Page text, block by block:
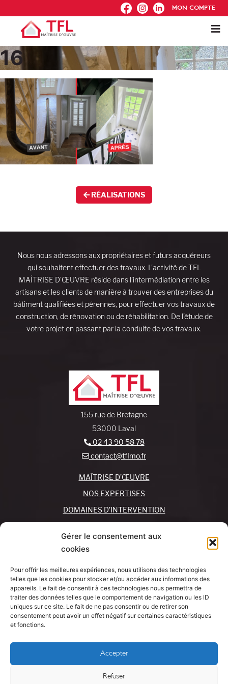
Gérer le consentement aux
cookies
Pour offrir les meilleures expériences, nous utilisons des technologies
telles que les cookies pour stocker et/ou accéder aux informations des
appareils. Le fait de consentir à ces technologies nous permettra de
traiter des données telles que le comportement de navigation ou les ID
uniques sur ce site. Le fait de ne pas consentir ou de retirer son
consentement peut avoir un effet négatif sur certaines caractéristiques
et fonctions.
Accepter
Refuser
FB IG IN MON COMPTE
16
RÉALISATIONS
Nous nous adressons aux propriétaires et futurs acquéreurs
qui souhaitent effectuer des travaux. L’activité de TFL
MAÎTRISE D’ŒUVRE réside dans l’intermédiation entre les
artisans et les clients de manière à trouver des entreprises du
bâtiment qualifiées et pérennes, pour effectuer vos travaux de
construction, de rénovation ou de réhabilitation. De l’étude de
votre projet en passant par la conduite de vos travaux.
155 rue de Bretagne
53000 Laval
02 43 90 58 78
contact@tflmo.fr
MAÎTRISE D’ŒUVRE
NOS EXPERTISES
DOMAINES D’INTERVENTION
REJOIGNEZ-NOUS !
MON COMPTE
SUIVEZ-NOUS !
Mentions légales
Politique de cookies
J’AI UN
PROJET